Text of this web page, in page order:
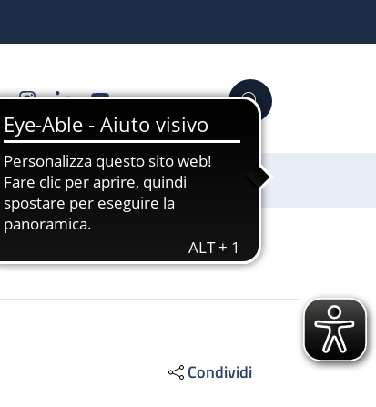
FacebookInstagram
LinkedinYouTube Cerca
Sostienici
Condividi